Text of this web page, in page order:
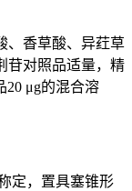
、香草酸、异荭草
苷对照品适量，精
20 μg的混合溶
定，置具塞锥形